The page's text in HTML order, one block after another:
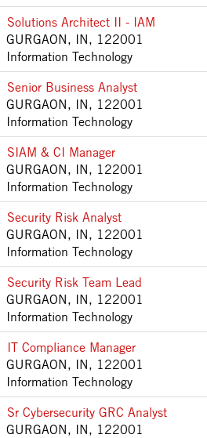
Solutions Architect II - IAM
GURGAON, IN, 122001
Information Technology
Senior Business Analyst
GURGAON, IN, 122001
Information Technology
SIAM & CI Manager
GURGAON, IN, 122001
Information Technology
Security Risk Analyst
GURGAON, IN, 122001
Information Technology
Security Risk Team Lead
GURGAON, IN, 122001
Information Technology
IT Compliance Manager
GURGAON, IN, 122001
Information Technology
Sr Cybersecurity GRC Analyst
GURGAON, IN, 122001